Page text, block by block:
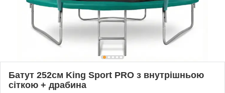
Батут 252см King Sport PRO з внутрішньою
сіткою + драбина